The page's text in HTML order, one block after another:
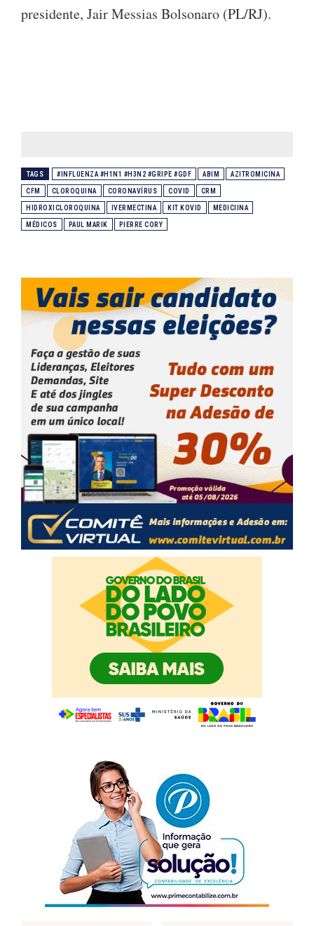
presidente, Jair Messias Bolsonaro (PL/RJ).
TAGS #INFLUENZA #H1N1 #H3N2 #GRIPE #GDF ABIM AZITROMICINA
CFM CLOROQUINA CORONAVÍRUS COVID CRM
HIDROXICLOROQUINA IVERMECTINA KIT KOVID MEDICIINA
MÉDICOS PAUL MARIK PIERRE CORY